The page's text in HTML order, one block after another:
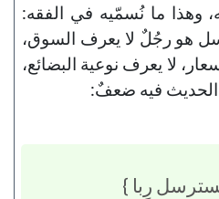
وهذا ما نُسمّيه في الفقه:
هو رجُلٌ لا يعرف السوق،
لا يعرف نوعية البضائع،
الحديث فيه ضعفٌ:
رِبا }